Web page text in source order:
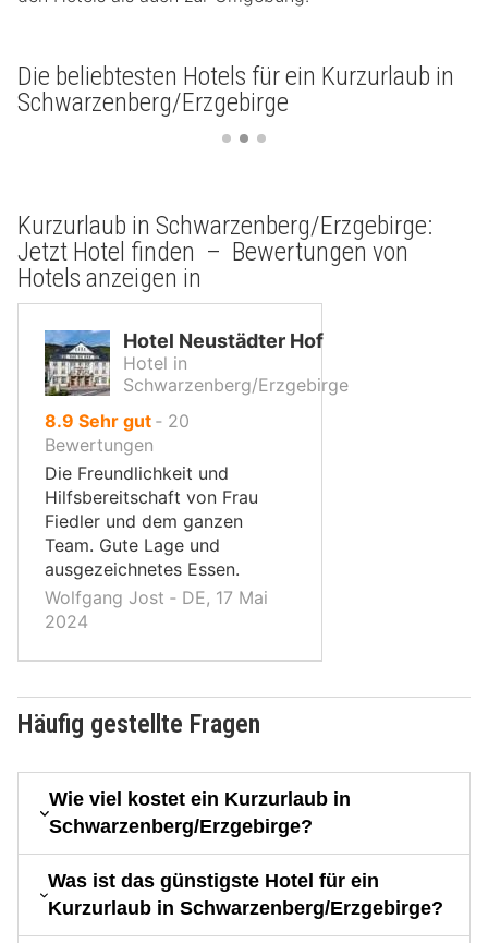
Die beliebtesten Hotels für ein Kurzurlaub in
Schwarzenberg/Erzgebirge
Kurzurlaub in Schwarzenberg/Erzgebirge:
Jetzt Hotel finden – Bewertungen von
Hotels anzeigen in
Hotel Neustädter Hof
Hotel in
Schwarzenberg/Erzgebirge
8.9 von
10,
Sehr gut ‐ 20
Bewertungen
Die Freundlichkeit und
Hilfsbereitschaft von Frau
Fiedler und dem ganzen
Team. Gute Lage und
ausgezeichnetes Essen.
Wolfgang Jost ‐ DE, 17 Mai
2024
Häufig gestellte Fragen
Wie viel kostet ein Kurzurlaub in
Schwarzenberg/Erzgebirge?
Was ist das günstigste Hotel für ein
Kurzurlaub in Schwarzenberg/Erzgebirge?